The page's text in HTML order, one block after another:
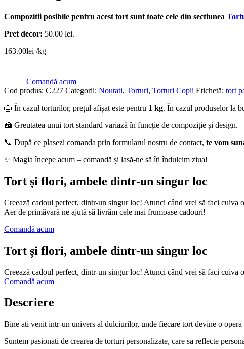
Compozitii posibile pentru acest tort sunt toate cele din sectiunea
Pret decor: 50.00 lei.
163.00lei /kg
Comandă acum
Cod produs: C227 Categorii: Noutati, Torturi, Torturi Copii Etichetă: tort
🎂 În cazul torturilor, prețul afișat este pentru 1 kg. În cazul produselor la
🍰 Greutatea unui tort standard variază în funcție de compoziție și design.
📞 După ce plasezi comanda prin formularul nostru de contact, te vom
✨ Magia începe acum – comandă și lasă-ne să îți îndulcim ziua!
Tort și flori, ambele dintr-un singur loc
Creează cadoul perfect, dintr-un singur loc! Atunci când vrei să faci
Aer de primăvară ne ajută să livrăm cele mai frumoase cadouri!
Comandă acum
Tort și flori, ambele dintr-un singur loc
Creează cadoul perfect, dintr-un singur loc! Atunci când vrei să faci
Comandă acum
Descriere
Bine ati venit intr-un univers al dulciurilor, unde fiecare tort devine o opera
Suntem pasionati de crearea de torturi personalizate, care sa reflecte